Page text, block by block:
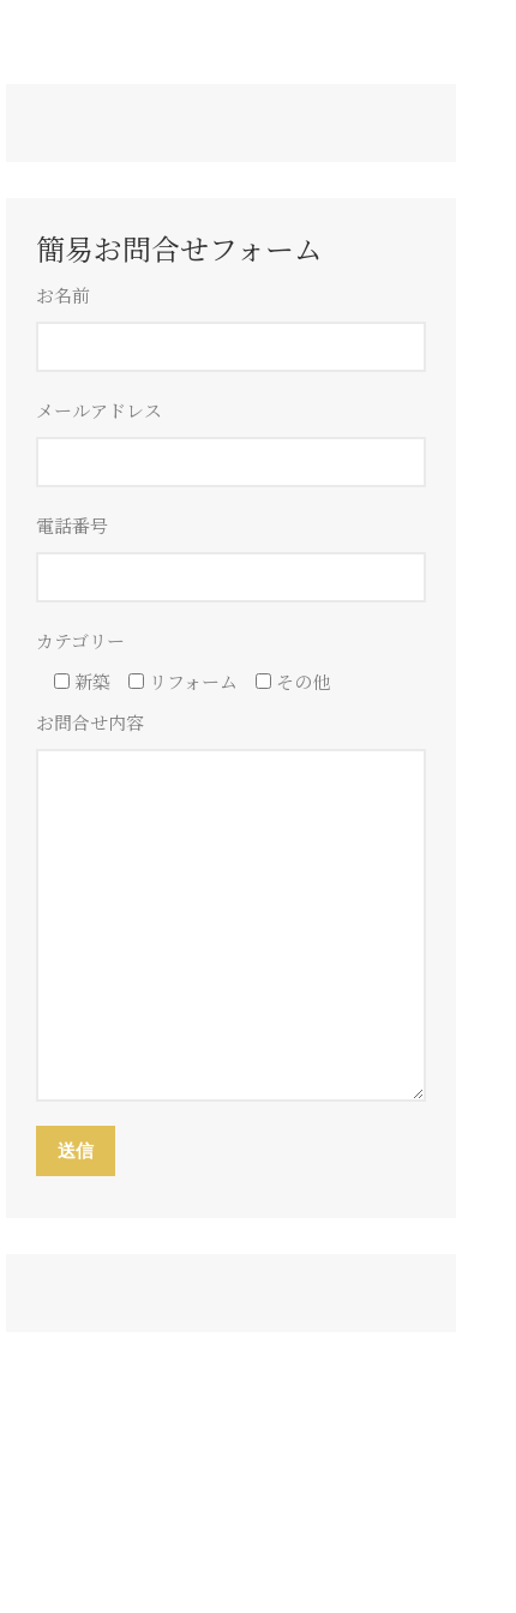
簡易お問合せフォーム
お名前
メールアドレス
電話番号
カテゴリー
新築
リフォーム
その他
お問合せ内容